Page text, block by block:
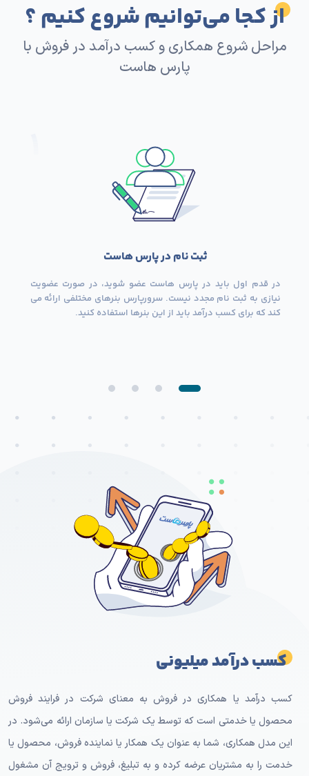
از کجا می‌توانیم شروع کنیم ؟
مراحل شروع همکاری و کسب درآمد در فروش با
پارس هاست
ثبت نام در پارس هاست
در قدم اول بايد در پارس هاست عضو شويد، در صورت عضويت
نيازی به ثبت نام مجدد نيست. سرورپارس بنرهای مختلفی ارائه می
كند كه برای كسب درآمد بايد از اين بنرها استفاده كنيد.
کسب درآمد میلیونی
کسب درآمد یا همکاری در فروش به معنای شرکت در فرایند فروش
محصول یا خدمتی است که توسط یک شرکت یا سازمان ارائه می‌شود. در
این مدل همکاری، شما به عنوان یک همکار یا نماینده فروش، محصول یا
خدمت را به مشتریان عرضه کرده و به تبلیغ، فروش و ترویج آن مشغول